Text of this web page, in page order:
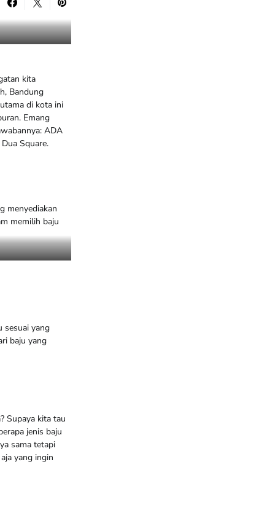
kita
Bandung
di kota ini
Emang
ADA
Square.
menyediakan
memilih baju
sesuai yang
baju yang
Supaya kita tau
jenis baju
sama tetapi
yang ingin